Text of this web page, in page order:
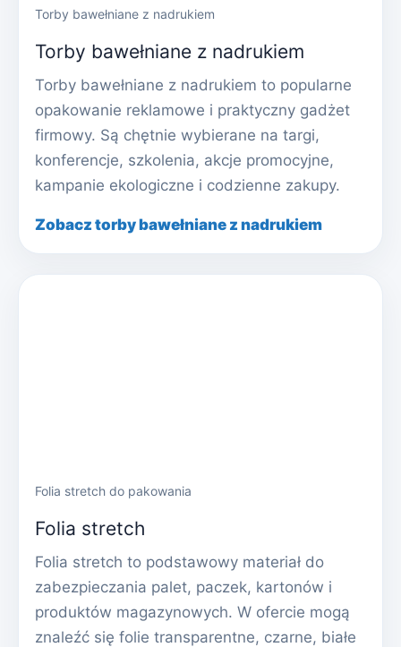
Torby bawełniane z nadrukiem
Torby bawełniane z nadrukiem
Torby bawełniane z nadrukiem to popularne
opakowanie reklamowe i praktyczny gadżet
firmowy. Są chętnie wybierane na targi,
konferencje, szkolenia, akcje promocyjne,
kampanie ekologiczne i codzienne zakupy.
Zobacz torby bawełniane z nadrukiem
Folia stretch do pakowania
Folia stretch
Folia stretch to podstawowy materiał do
zabezpieczania palet, paczek, kartonów i
produktów magazynowych. W ofercie mogą
znaleźć się folie transparentne, czarne, białe